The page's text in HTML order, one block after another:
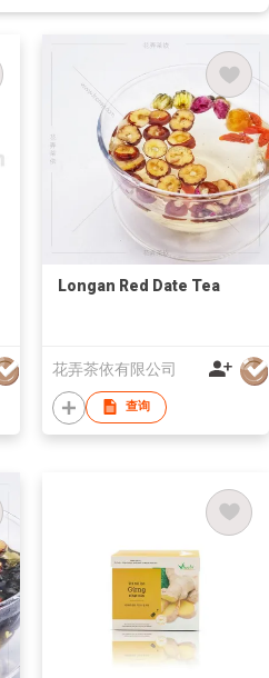
Longan Red Date Tea
花弄茶依有限公司
查询